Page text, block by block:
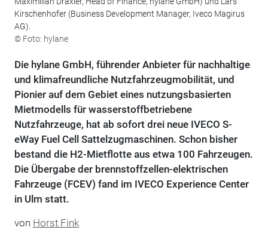
Kirschenhofer (Business Development Manager, Iveco Magirus
AG).
© Foto: hylane
Die hylane GmbH, führender Anbieter für nachhaltige
und klimafreundliche Nutzfahrzeugmobilität, und
Pionier auf dem Gebiet eines nutzungsbasierten
Mietmodells für wasserstoffbetriebene
Nutzfahrzeuge, hat ab sofort drei neue IVECO S-
eWay Fuel Cell Sattelzugmaschinen. Schon bisher
bestand die H2-Mietflotte aus etwa 100 Fahrzeugen.
Die Übergabe der brennstoffzellen-elektrischen
Fahrzeuge (FCEV) fand im IVECO Experience Center
in Ulm statt.
von Horst Fink